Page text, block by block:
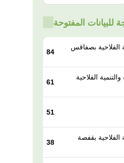
الفلاحية بصفاقس
84
الفلاحية
61
51
الفلاحية بقفصة
38